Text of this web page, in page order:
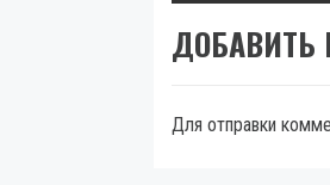
ДОБАВИТЬ
Для отправки